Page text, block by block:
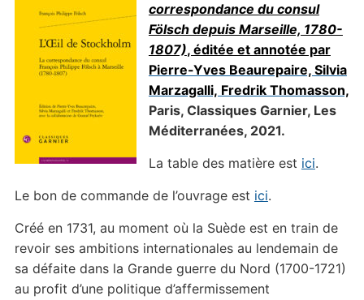
correspondance du consul
Fölsch depuis Marseille, 1780-
1807), éditée et annotée par
Pierre-Yves Beaurepaire, Silvia
Marzagalli, Fredrik Thomasson,
Paris, Classiques Garnier, Les
Méditerranées, 2021.
La table des matière est ici.
Le bon de commande de l’ouvrage est ici.
Créé en 1731, au moment où la Suède est en train de
revoir ses ambitions internationales au lendemain de
sa défaite dans la Grande guerre du Nord (1700-1721)
au profit d’une politique d’affermissement